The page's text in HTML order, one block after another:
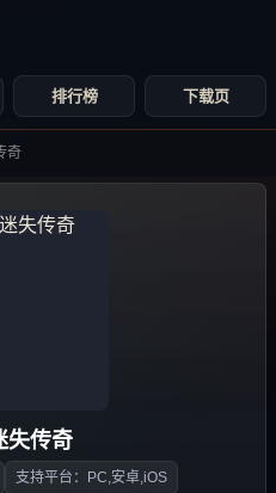
排行榜 下载页
奇
失传奇
支持平台：PC,安卓,iOS